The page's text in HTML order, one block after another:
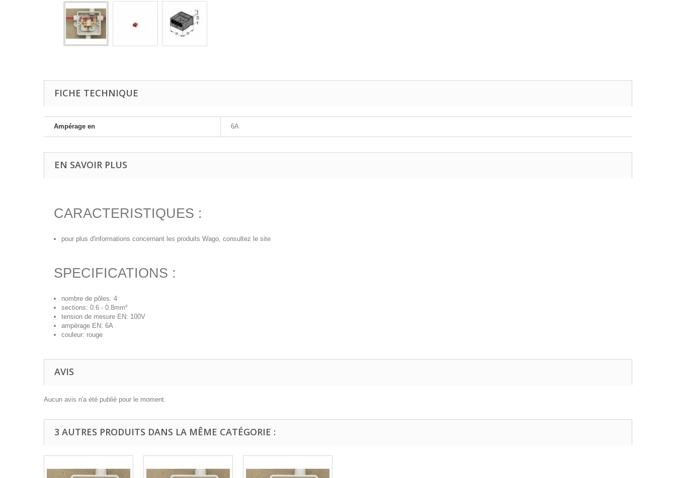
FICHE TECHNIQUE
Ampérage en 6A
EN SAVOIR PLUS
CARACTERISTIQUES :
pour plus d'informations concernant les produits Wago, consultez le site
SPECIFICATIONS :
nombre de pôles: 4
sections: 0.6 - 0.8mm²
tension de mesure EN: 100V
ampérage EN: 6A
couleur: rouge
AVIS
Aucun avis n'a été publié pour le moment.
3 AUTRES PRODUITS DANS LA MÊME CATÉGORIE :